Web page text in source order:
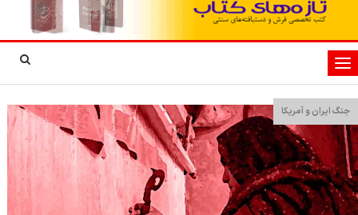
تغییر
وضعیت
ناوبری
جنگ ایران و آمریکا